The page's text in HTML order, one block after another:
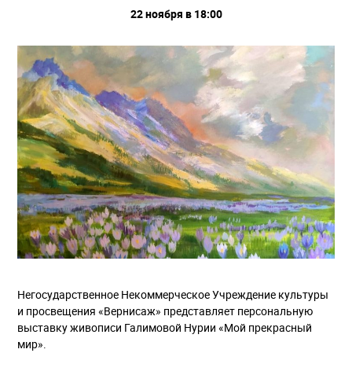
22 ноября в 18:00
Негосударственное Некоммерческое Учреждение культуры
и просвещения «Вернисаж» представляет персональную
выставку живописи Галимовой Нурии «Мой прекрасный
мир».